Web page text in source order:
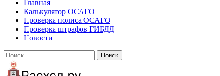
Главная
Калькулятор ОСАГО
Проверка полиса ОСАГО
Проверка штрафов ГИБДД
Новости